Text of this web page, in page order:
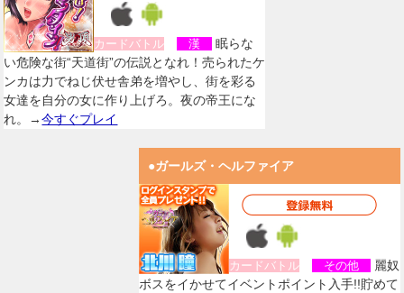
カードバトル 漢
眠らな
い危険な街“天道街”の伝説となれ！売られたケ
ンカは力でねじ伏せ舎弟を増やし、街を彩る
女達を自分の女に作り上げろ。夜の帝王にな
れ。→今すぐプレイ
●ガールズ・ヘルファイア
カードバトル その他
麗奴
ボスをイかせてイベントポイント入手!!貯めて